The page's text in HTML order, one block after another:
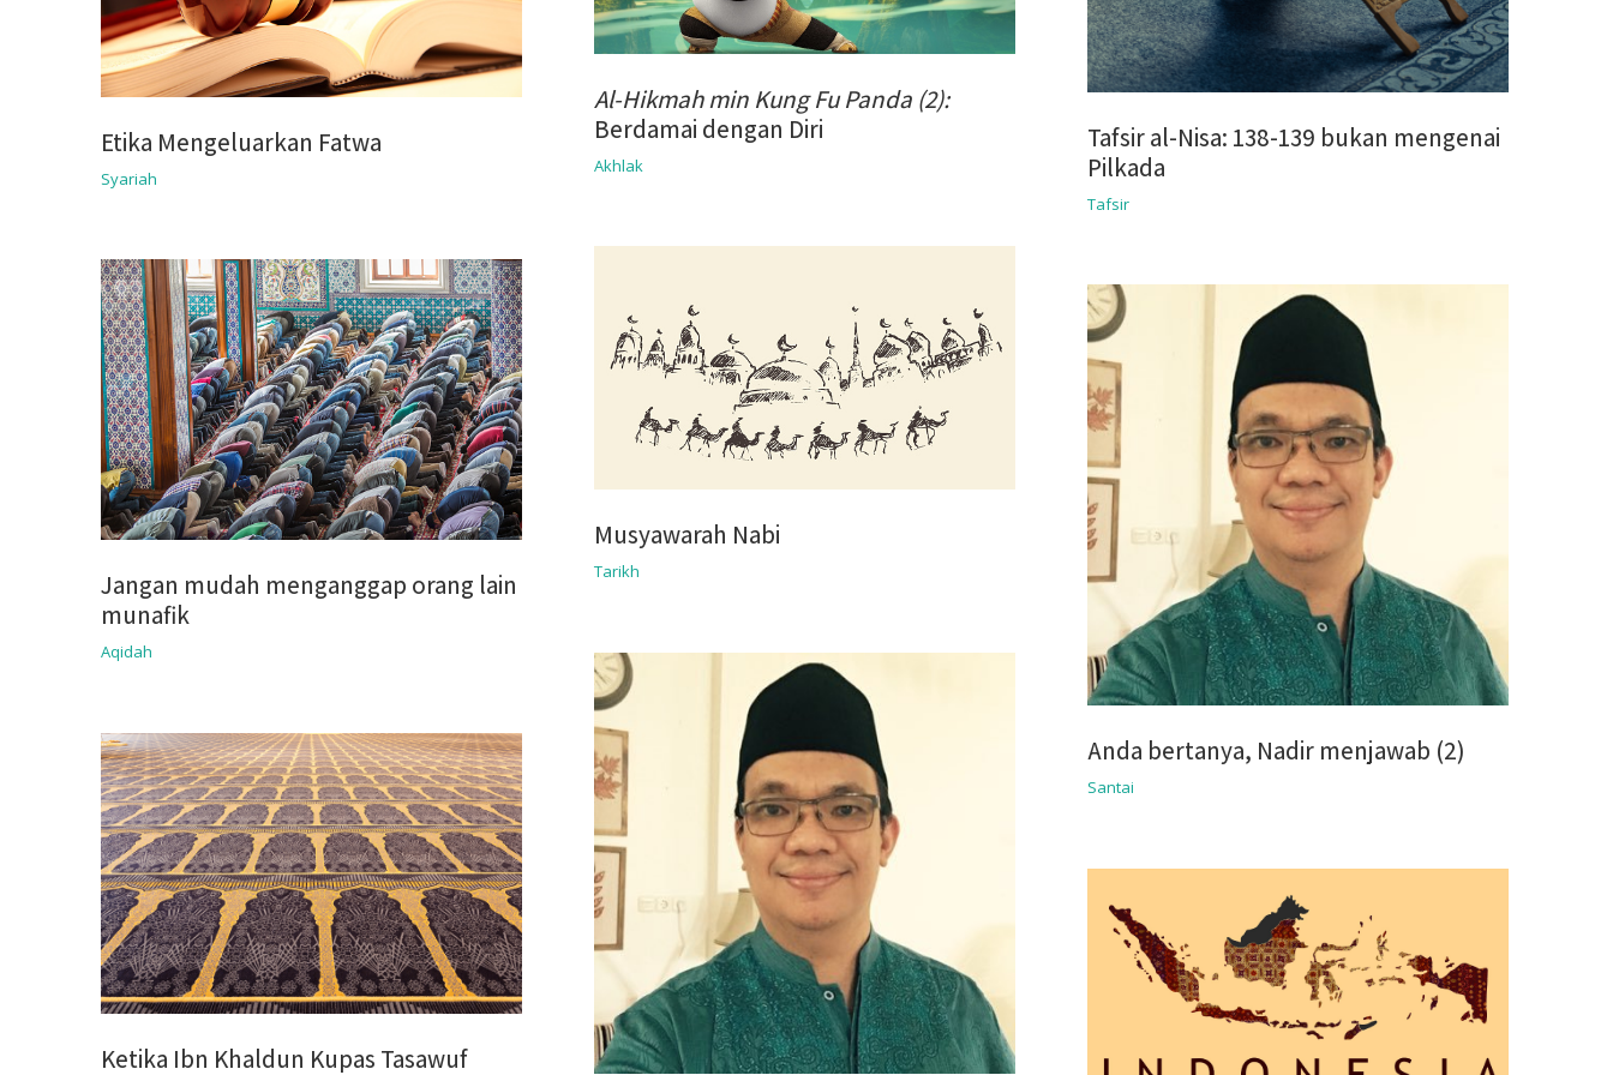
Etika Mengeluarkan Fatwa
Syariah
Al-Hikmah min Kung Fu Panda (2):
Berdamai dengan Diri
Akhlak
Tafsir al-Nisa: 138-139 bukan mengenai
Pilkada
Tafsir
Musyawarah Nabi
Tarikh
Jangan mudah menganggap orang lain
munafik
Aqidah
Anda bertanya, Nadir menjawab (2)
Santai
Ketika Ibn Khaldun Kupas Tasawuf